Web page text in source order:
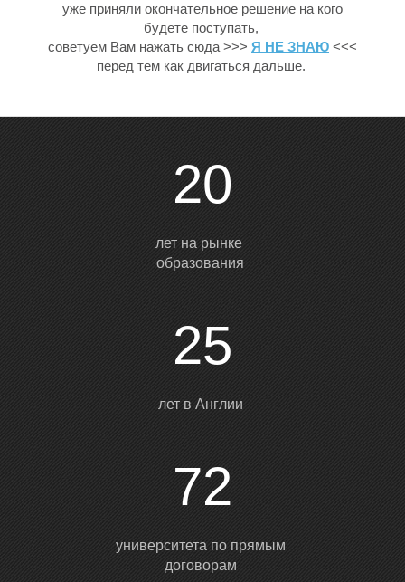
С
уже приняли окончательное решение на кого
будете поступать,
советуем Вам нажать сюда >>> Я НЕ ЗНАЮ <<<
перед тем как двигаться дальше.
20
лет на рынке
образования
25
лет в Англии
72
университета по прямым
договорам